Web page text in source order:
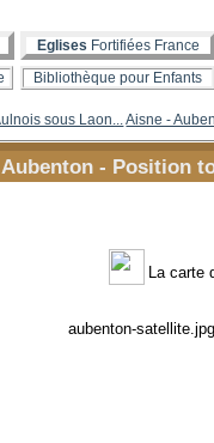
Eglises Fortifiées France
Bibliothèque pour Enfants
sous Laon...Aisne -
- Position
La